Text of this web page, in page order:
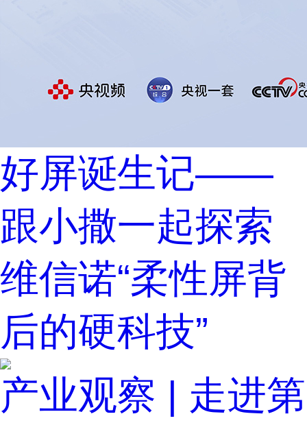
好屏诞生记——
跟小撒一起探索
维信诺“柔性屏背
后的硬科技”
产业观察 | 走进第